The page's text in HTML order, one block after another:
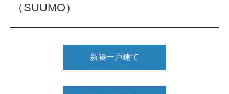
（SUUMO）
新築一戸建て